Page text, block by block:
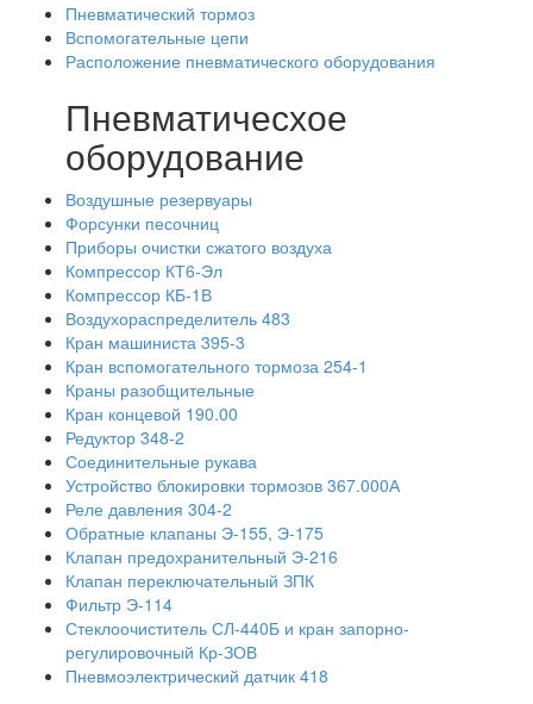
Пневматический тормоз
Вспомогательные цепи
Расположение пневматического оборудования
Пневматичесхое
оборудование
Воздушные резервуары
Форсунки песочниц
Приборы очистки сжатого воздуха
Компрессор КТ6-Эл
Компрессор КБ-1В
Воздухораспределитель 483
Кран машиниста 395-3
Кран вспомогательного тормоза 254-1
Краны разобщительные
Кран концевой 190.00
Редуктор 348-2
Соединительные рукава
Устройство блокировки тормозов 367.000А
Реле давления 304-2
Обратные клапаны Э-155, Э-175
Клапан предохранительный Э-216
Клапан переключательный ЗПК
Фильтр Э-114
Стеклоочиститель СЛ-440Б и кран запорно-
регулировочный Кр-ЗОВ
Пневмоэлектрический датчик 418